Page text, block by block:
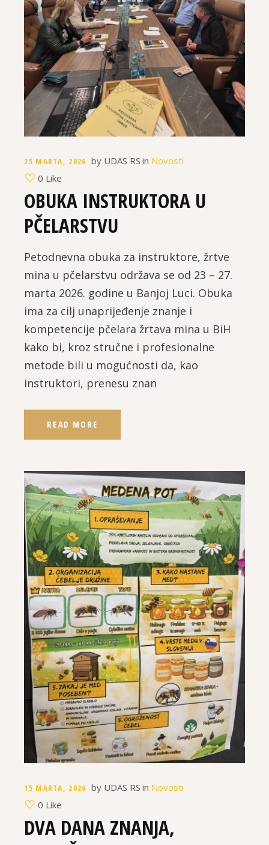
25 MARTA, 2026 by UDAS RS in Novosti
0 Like
OBUKA INSTRUKTORA U
PČELARSTVU
Petodnevna obuka za instruktore, žrtve
mina u pčelarstvu održava se od 23 – 27.
marta 2026. godine u Banjoj Luci. Obuka
ima za cilj unaprijeđenje znanje i
kompetencije pčelara žrtava mina u BiH
kako bi, kroz stručne i profesionalne
metode bili u mogućnosti da, kao
instruktori, prenesu znan
READ MORE
15 MARTA, 2026 by UDAS RS in Novosti
0 Like
DVA DANA ZNANJA,